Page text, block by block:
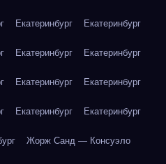
Екатеринбург Екатеринбург
Екатеринбург Екатеринбург
Екатеринбург Екатеринбург
Екатеринбург Екатеринбург
Жорж Санд — Консуэло